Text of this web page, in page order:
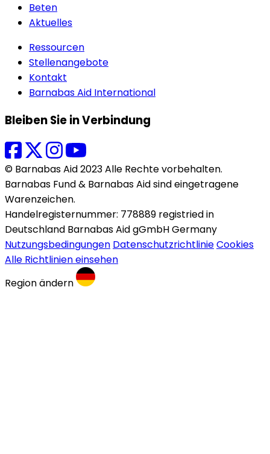
Beten
Aktuelles
Ressourcen
Stellenangebote
Kontakt
Barnabas Aid International
Bleiben Sie in Verbindung
© Barnabas Aid 2023 Alle Rechte vorbehalten.
Barnabas Fund & Barnabas Aid sind eingetragene
Warenzeichen.
Handelregisternummer: 778889 registried in
Deutschland Barnabas Aid gGmbH Germany
Nutzungsbedingungen DatenschutzrichtlinieCookies
Alle Richtlinien einsehen
Region ändern